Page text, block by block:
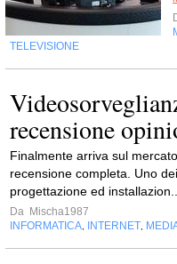
TELEVISIONE
recensione
Finalmente arriva sul
recensione completa. Uno
progettazione ed
Da Mischa1987
INFORMATICA, INTERNET,